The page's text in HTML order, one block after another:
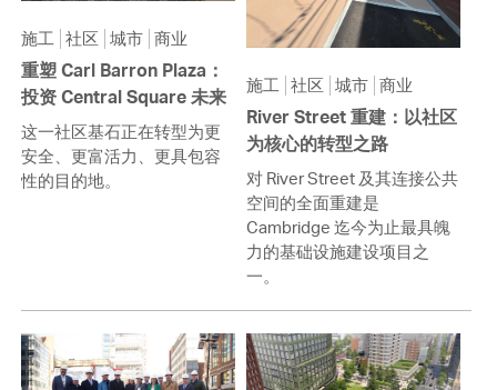
施工 社区 城市 商业
重塑 Carl Barron Plaza：
投资 Central Square 未来
这一社区基石正在转型为更
安全、更富活力、更具包容
性的目的地。
施工 社区 城市 商业
River Street 重建：以社区
为核心的转型之路
对 River Street 及其连接公共
空间的全面重建是
Cambridge 迄今为止最具魄
力的基础设施建设项目之
一。